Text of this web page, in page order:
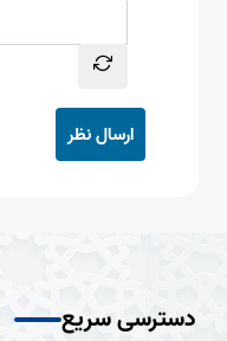
ارسال نظر
دسترسی سریع